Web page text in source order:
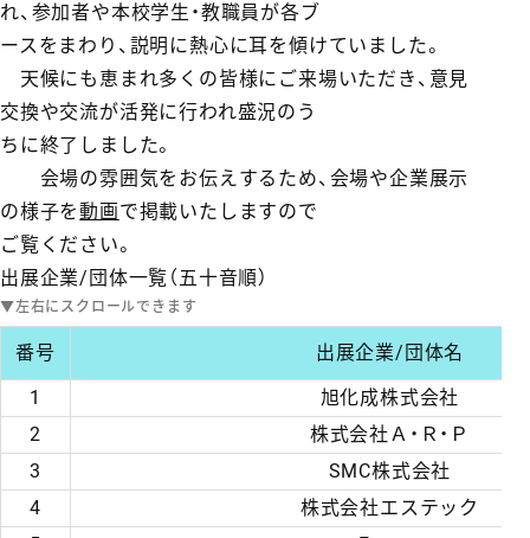
れ、参加者や本校学生・教職員が各ブ
ースをまわり、説明に熱心に耳を傾けていました。
天候にも恵まれ多くの皆様にご来場いただき、意見
交換や交流が活発に行われ盛況のう
ちに終了しました。
会場の雰囲気をお伝えするため、会場や企業展示
の様子を動画で掲載いたしますので
ご覧ください。
出展企業/団体一覧（五十音順）
番号
出展企業/団体名
1
旭化成株式会社
2
株式会社Ａ・Ｒ・Ｐ
3
SMC株式会社
4
株式会社エステック